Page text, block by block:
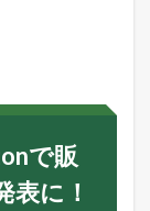
で販
表に！